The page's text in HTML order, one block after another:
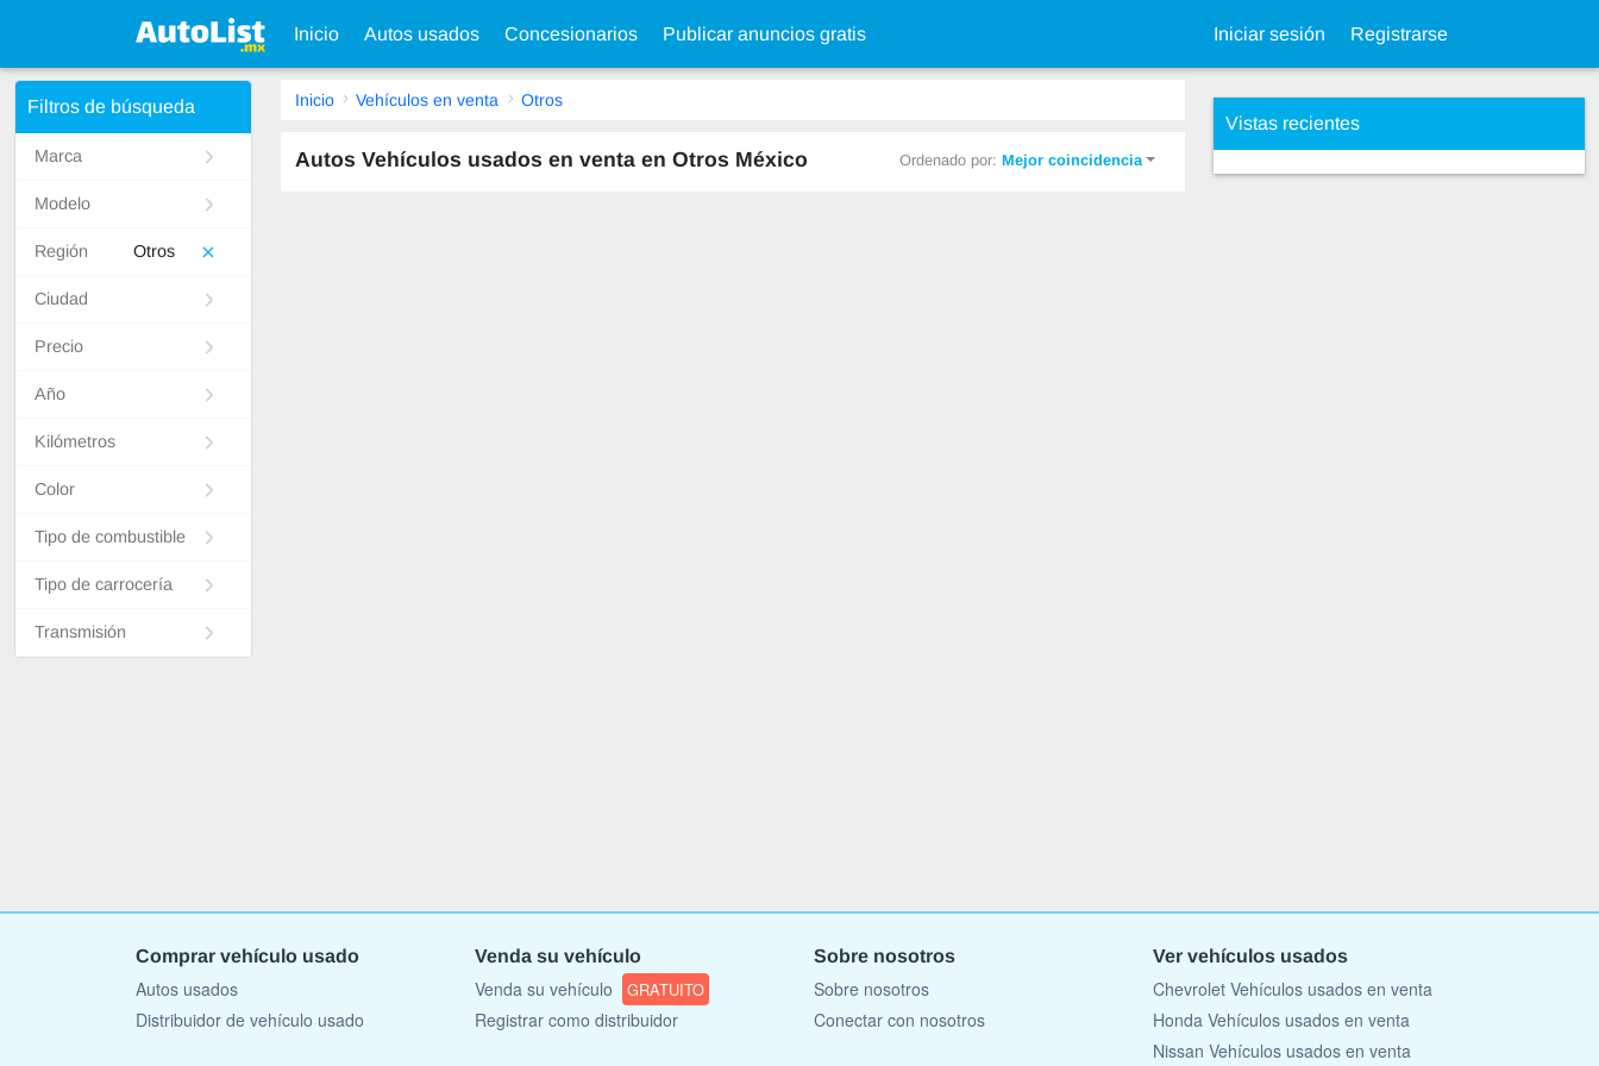
Inicio Autos usados Concesionarios Publicar anuncios gratis Iniciar sesión Registrarse
Filtros de búsqueda
Marca
Modelo
Región Otros
Ciudad
Precio
Año
Kilómetros
Color
Tipo de combustible
Tipo de carrocería
Transmisión
Inicio Vehículos en venta Otros
Autos Vehículos usados en venta en Otros México Ordenado por:Mejor coincidencia
Vistas recientes
Comprar vehículo usado
Autos usados
Distribuidor de vehículo usado
Venda su vehículo
Venda su vehículo GRATUITO
Registrar como distribuidor
Sobre nosotros
Sobre nosotros
Conectar con nosotros
Ver vehículos usados
Chevrolet Vehículos usados en venta
Honda Vehículos usados en venta
Nissan Vehículos usados en venta